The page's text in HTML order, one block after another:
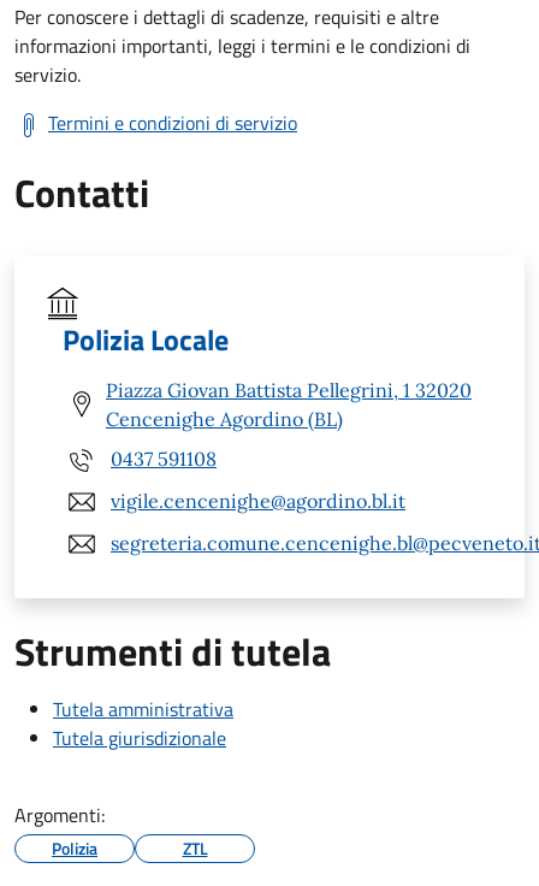
Per conoscere i dettagli di scadenze, requisiti e altre
informazioni importanti, leggi i termini e le condizioni di
servizio.
Termini e condizioni di servizio
Contatti
Polizia Locale
Piazza Giovan Battista Pellegrini, 1 32020
Cencenighe Agordino (BL)
0437 591108
vigile.cencenighe@agordino.bl.it
Strumenti di tutela
Tutela amministrativa
Tutela giurisdizionale
Argomenti:
Polizia ZTL